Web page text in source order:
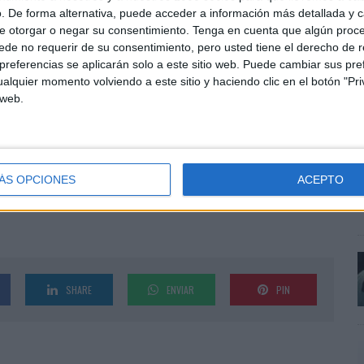
De forma alternativa, puede acceder a información más detallada y
otorgar o negar su consentimiento. Tenga en cuenta que algún
no requerir de su consentimiento, pero usted tiene el derecho de
se aplicarán solo a este sitio web. Puede cambiar sus
momento volviendo a este sitio y haciendo clic en el botón
OPCIONES ACEPTO
y acciones de comunicación digital de
que recae en manos de Media Sapiens, que lleva
publicitarios más importantes que licita la
la pandemia ha obtenido contratos públicos
el caso de la empresa pública Adif, la compañía
ofrecidos por las agencias. En total se han
SHARE ENVIAR PIN